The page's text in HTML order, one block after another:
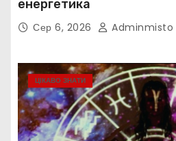
енергетика
Сер 6, 2026 Adminmisto
ЦІКАВО ЗНАТИ